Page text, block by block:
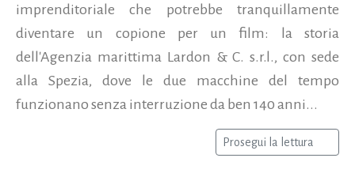
imprenditoriale che potrebbe tranquillamente
diventare un copione per un film: la storia
dell'Agenzia marittima Lardon & C. s.r.l., con sede
alla Spezia, dove le due macchine del tempo
funzionano senza interruzione da ben 140 anni...
Prosegui la lettura